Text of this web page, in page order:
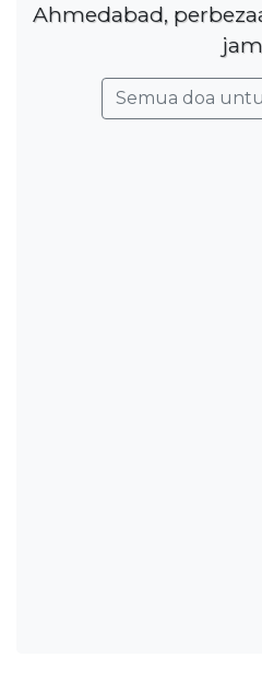
Ahmedabad,
Semua doa